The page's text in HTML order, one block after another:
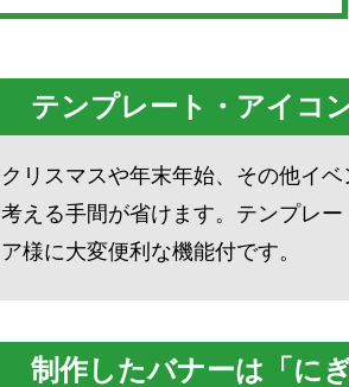
テンプレート・アイコ
クリスマスや年末年始、その他イ
考える手間が省けます。テンプレ
ア様に大変便利な機能付です。
制作したバナーは「に